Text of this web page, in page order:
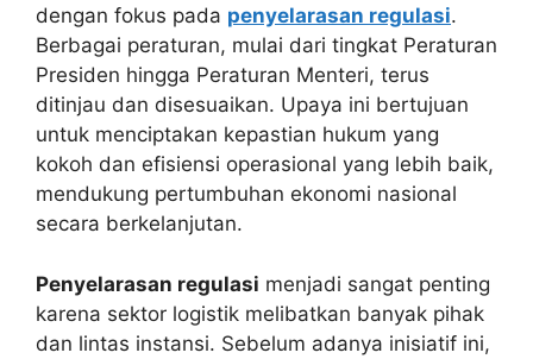
dengan fokus pada penyelarasan regulasi.
Berbagai peraturan, mulai dari tingkat Peraturan
Presiden hingga Peraturan Menteri, terus
ditinjau dan disesuaikan. Upaya ini bertujuan
untuk menciptakan kepastian hukum yang
kokoh dan efisiensi operasional yang lebih baik,
mendukung pertumbuhan ekonomi nasional
secara berkelanjutan.
Penyelarasan regulasi menjadi sangat penting
karena sektor logistik melibatkan banyak pihak
dan lintas instansi. Sebelum adanya inisiatif ini,